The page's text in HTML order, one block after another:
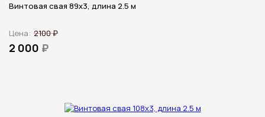
Винтовая свая 89х3, длина 2.5 м
Цена: 2100 ₽
2 000 ₽